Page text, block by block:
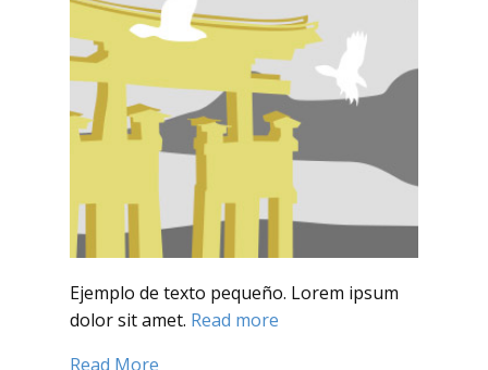
Ejemplo de texto pequeño. Lorem ipsum
dolor sit amet. Read more
Read More